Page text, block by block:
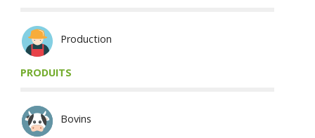
Production
PRODUITS
Bovins